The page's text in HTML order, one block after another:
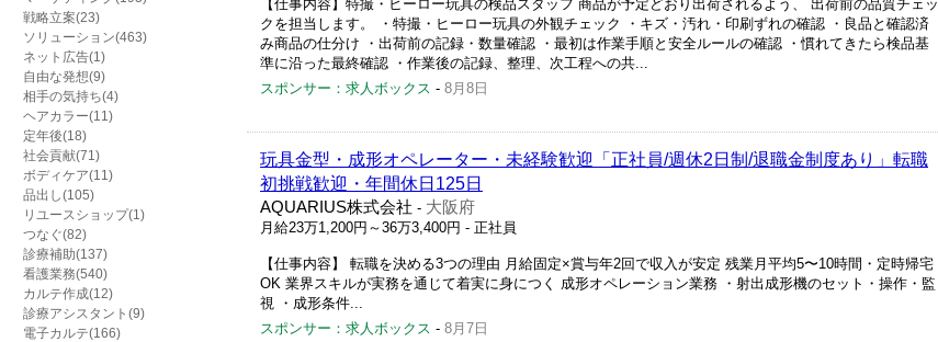
戦略立案(23)
ソリューション(463)
ネット広告(1)
自由な発想(9)
相手の気持ち(4)
ヘアカラー(11)
定年後(18)
社会貢献(71)
ボディケア(11)
品出し(105)
リユースショップ(1)
つなぐ(82)
診療補助(137)
看護業務(540)
カルテ作成(12)
診療アシスタント(9)
電子カルテ(166)
【仕事内容】特撮・ヒーロー玩具の検品スタッフ 商品が予定どおり出荷されるよう、 出荷前の品質チェッ
クを担当します。 ・特撮・ヒーロー玩具の外観チェック ・キズ・汚れ・印刷ずれの確認 ・良品と確認済
み商品の仕分け ・出荷前の記録・数量確認 ・最初は作業手順と安全ルールの確認 ・慣れてきたら検品基
準に沿った最終確認 ・作業後の記録、整理、次工程への共...
スポンサー：求人ボックス - 8月8日
玩具金型・成形オペレーター・未経験歓迎「正社員/週休2日制/退職金制度あり」転職
初挑戦歓迎・年間休日125日
AQUARIUS株式会社 - 大阪府
月給23万1,200円～36万3,400円 - 正社員
【仕事内容】 転職を決める3つの理由 月給固定×賞与年2回で収入が安定 残業月平均5〜10時間・定時帰宅
OK 業界スキルが実務を通じて着実に身につく 成形オペレーション業務 ・射出成形機のセット・操作・監
視 ・成形条件...
スポンサー：求人ボックス - 8月7日